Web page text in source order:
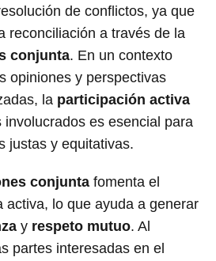
de conflictos, ya que
reconciliación a través de la
conjunta. En un contexto
opiniones y perspectivas
la participación activa
es esencial para
justas y equitativas.
conjunta fomenta el
activa, lo que ayuda a generar
y respeto mutuo. Al
partes interesadas en el